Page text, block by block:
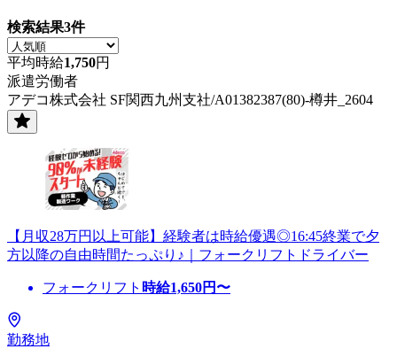
検索結果3件
平均時給1,750円
派遣労働者
アデコ株式会社 SF関西九州支社/A01382387(80)-樽井_2604
【月収28万円以上可能】経験者は時給優遇◎16:45終業で夕
方以降の自由時間たっぷり♪｜フォークリフトドライバー
フォークリフト 時給1,650円〜
勤務地